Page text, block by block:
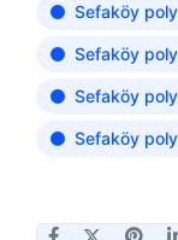
Sefaköy
Sefaköy
Sefaköy
Sefaköy